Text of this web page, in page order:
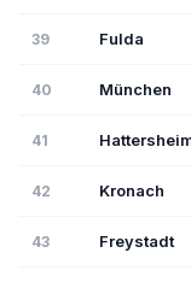
39 Fulda
40 München
41
42 Kronach
43 Freystadt